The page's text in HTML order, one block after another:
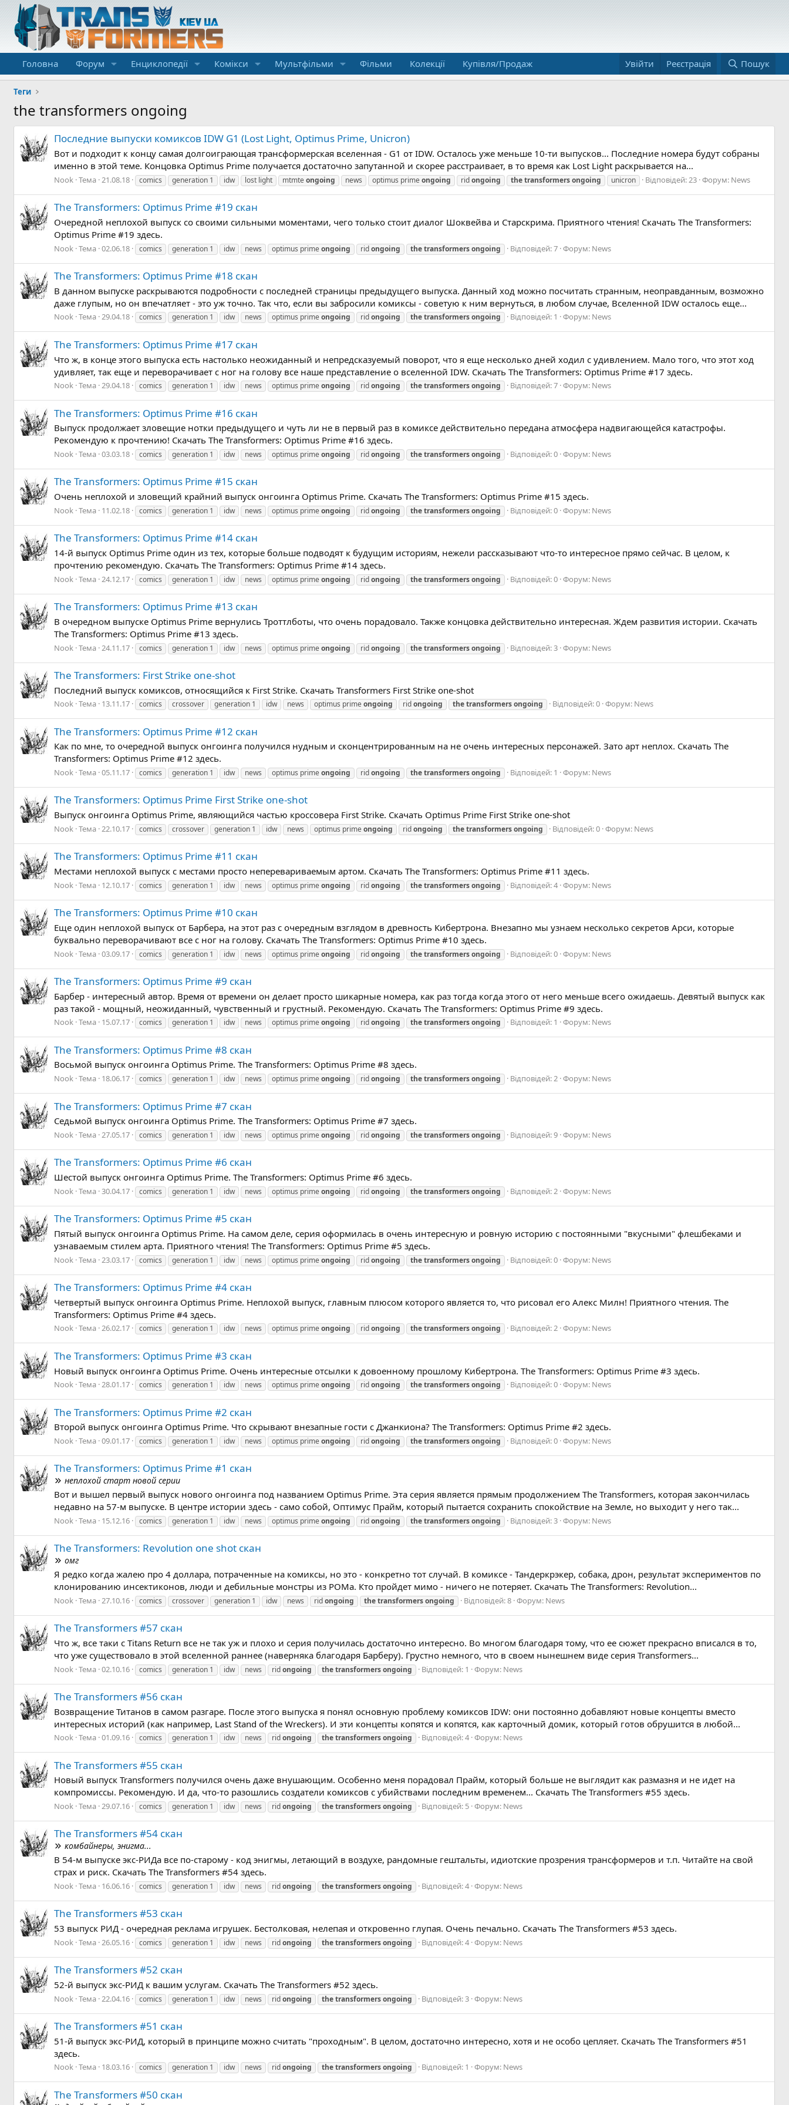
Головна Форум Енциклопедії Комікси Мультфільми Фільми Колекції Купівля/Продаж Увійти Реєстрація Пошук
Теги
the transformers ongoing
Последние выпуски комиксов IDW G1 (Lost Light, Optimus Prime, Unicron)
Вот и подходит к концу самая долгоиграющая трансформерская вселенная - G1 от IDW. Осталось уже меньше 10-ти выпусков... Последние номера будут собраны
именно в этой теме. Концовка Optimus Prime получается достаточно запутанной и скорее расстраивает, в то время как Lost Light раскрывается на...
Nook Тема 21.08.18 comics generation 1 idw lost light mtmteongoing news optimus primeongoing ridongoing the transformers ongoing unicron Відповідей: 23 Форум: News
The Transformers: Optimus Prime #19 скан
Очередной неплохой выпуск со своими сильными моментами, чего только стоит диалог Шоквейва и Старскрима. Приятного чтения! Скачать The Transformers:
Optimus Prime #19 здесь.
Nook Тема 02.06.18 comics generation 1 idw news optimus primeongoing ridongoing the transformers ongoing Відповідей: 7 Форум: News
The Transformers: Optimus Prime #18 скан
В данном выпуске раскрываются подробности с последней страницы предыдущего выпуска. Данный ход можно посчитать странным, неоправданным, возможно
даже глупым, но он впечатляет - это уж точно. Так что, если вы забросили комиксы - советую к ним вернуться, в любом случае, Вселенной IDW осталось еще...
Nook Тема 29.04.18 comics generation 1 idw news optimus primeongoing ridongoing the transformers ongoing Відповідей: 1 Форум: News
The Transformers: Optimus Prime #17 скан
Что ж, в конце этого выпуска есть настолько неожиданный и непредсказуемый поворот, что я еще несколько дней ходил с удивлением. Мало того, что этот ход
удивляет, так еще и переворачивает с ног на голову все наше представление о вселенной IDW. Скачать The Transformers: Optimus Prime #17 здесь.
Nook Тема 29.04.18 comics generation 1 idw news optimus primeongoing ridongoing the transformers ongoing Відповідей: 7 Форум: News
The Transformers: Optimus Prime #16 скан
Выпуск продолжает зловещие нотки предыдущего и чуть ли не в первый раз в комиксе действительно передана атмосфера надвигающейся катастрофы.
Рекомендую к прочтению! Скачать The Transformers: Optimus Prime #16 здесь.
Nook Тема 03.03.18 comics generation 1 idw news optimus primeongoing ridongoing the transformers ongoing Відповідей: 0 Форум: News
The Transformers: Optimus Prime #15 скан
Очень неплохой и зловещий крайний выпуск онгоинга Optimus Prime. Скачать The Transformers: Optimus Prime #15 здесь.
Nook Тема 11.02.18 comics generation 1 idw news optimus primeongoing ridongoing the transformers ongoing Відповідей: 0 Форум: News
The Transformers: Optimus Prime #14 скан
14-й выпуск Optimus Prime один из тех, которые больше подводят к будущим историям, нежели рассказывают что-то интересное прямо сейчас. В целом, к
прочтению рекомендую. Скачать The Transformers: Optimus Prime #14 здесь.
Nook Тема 24.12.17 comics generation 1 idw news optimus primeongoing ridongoing the transformers ongoing Відповідей: 0 Форум: News
The Transformers: Optimus Prime #13 скан
В очередном выпуске Optimus Prime вернулись Троттлботы, что очень порадовало. Также концовка действительно интересная. Ждем развития истории. Скачать
The Transformers: Optimus Prime #13 здесь.
Nook Тема 24.11.17 comics generation 1 idw news optimus primeongoing ridongoing the transformers ongoing Відповідей: 3 Форум: News
The Transformers: First Strike one-shot
Последний выпуск комиксов, относящийся к First Strike. Скачать Transformers First Strike one-shot
Nook Тема 13.11.17 comics crossover generation 1 idw news optimus primeongoing ridongoing the transformers ongoing Відповідей: 0 Форум: News
The Transformers: Optimus Prime #12 скан
Как по мне, то очередной выпуск онгоинга получился нудным и сконцентрированным на не очень интересных персонажей. Зато арт неплох. Скачать The
Transformers: Optimus Prime #12 здесь.
Nook Тема 05.11.17 comics generation 1 idw news optimus primeongoing ridongoing the transformers ongoing Відповідей: 1 Форум: News
The Transformers: Optimus Prime First Strike one-shot
Выпуск онгоинга Optimus Prime, являющийся частью кроссовера First Strike. Скачать Optimus Prime First Strike one-shot
Nook Тема 22.10.17 comics crossover generation 1 idw news optimus primeongoing ridongoing the transformers ongoing Відповідей: 0 Форум: News
The Transformers: Optimus Prime #11 скан
Местами неплохой выпуск с местами просто неперевариваемым артом. Скачать The Transformers: Optimus Prime #11 здесь.
Nook Тема 12.10.17 comics generation 1 idw news optimus primeongoing ridongoing the transformers ongoing Відповідей: 4 Форум: News
The Transformers: Optimus Prime #10 скан
Еще один неплохой выпуск от Барбера, на этот раз с очередным взглядом в древность Кибертрона. Внезапно мы узнаем несколько секретов Арси, которые
буквально переворачивают все с ног на голову. Скачать The Transformers: Optimus Prime #10 здесь.
Nook Тема 03.09.17 comics generation 1 idw news optimus primeongoing ridongoing the transformers ongoing Відповідей: 0 Форум: News
The Transformers: Optimus Prime #9 скан
Барбер - интересный автор. Время от времени он делает просто шикарные номера, как раз тогда когда этого от него меньше всего ожидаешь. Девятый выпуск как
раз такой - мощный, неожиданный, чувственный и грустный. Рекомендую. Скачать The Transformers: Optimus Prime #9 здесь.
Nook Тема 15.07.17 comics generation 1 idw news optimus primeongoing ridongoing the transformers ongoing Відповідей: 1 Форум: News
The Transformers: Optimus Prime #8 скан
Восьмой выпуск онгоинга Optimus Prime. The Transformers: Optimus Prime #8 здесь.
Nook Тема 18.06.17 comics generation 1 idw news optimus primeongoing ridongoing the transformers ongoing Відповідей: 2 Форум: News
The Transformers: Optimus Prime #7 скан
Седьмой выпуск онгоинга Optimus Prime. The Transformers: Optimus Prime #7 здесь.
Nook Тема 27.05.17 comics generation 1 idw news optimus primeongoing ridongoing the transformers ongoing Відповідей: 9 Форум: News
The Transformers: Optimus Prime #6 скан
Шестой выпуск онгоинга Optimus Prime. The Transformers: Optimus Prime #6 здесь.
Nook Тема 30.04.17 comics generation 1 idw news optimus primeongoing ridongoing the transformers ongoing Відповідей: 2 Форум: News
The Transformers: Optimus Prime #5 скан
Пятый выпуск онгоинга Optimus Prime. На самом деле, серия оформилась в очень интересную и ровную историю с постоянными "вкусными" флешбеками и
узнаваемым стилем арта. Приятного чтения! The Transformers: Optimus Prime #5 здесь.
Nook Тема 23.03.17 comics generation 1 idw news optimus primeongoing ridongoing the transformers ongoing Відповідей: 0 Форум: News
The Transformers: Optimus Prime #4 скан
Четвертый выпуск онгоинга Optimus Prime. Неплохой выпуск, главным плюсом которого является то, что рисовал его Алекс Милн! Приятного чтения. The
Transformers: Optimus Prime #4 здесь.
Nook Тема 26.02.17 comics generation 1 idw news optimus primeongoing ridongoing the transformers ongoing Відповідей: 2 Форум: News
The Transformers: Optimus Prime #3 скан
Новый выпуск онгоинга Optimus Prime. Очень интересные отсылки к довоенному прошлому Кибертрона. The Transformers: Optimus Prime #3 здесь.
Nook Тема 28.01.17 comics generation 1 idw news optimus primeongoing ridongoing the transformers ongoing Відповідей: 0 Форум: News
The Transformers: Optimus Prime #2 скан
Второй выпуск онгоинга Optimus Prime. Что скрывают внезапные гости с Джанкиона? The Transformers: Optimus Prime #2 здесь.
Nook Тема 09.01.17 comics generation 1 idw news optimus primeongoing ridongoing the transformers ongoing Відповідей: 0 Форум: News
The Transformers: Optimus Prime #1 скан
неплохой старт новой серии
Вот и вышел первый выпуск нового онгоинга под названием Optimus Prime. Эта серия является прямым продолжением The Transformers, которая закончилась
недавно на 57-м выпуске. В центре истории здесь - само собой, Оптимус Прайм, который пытается сохранить спокойствие на Земле, но выходит у него так...
Nook Тема 15.12.16 comics generation 1 idw news optimus primeongoing ridongoing the transformers ongoing Відповідей: 3 Форум: News
The Transformers: Revolution one shot скан
омг
Я редко когда жалею про 4 доллара, потраченные на комиксы, но это - конкретно тот случай. В комиксе - Тандеркрэкер, собака, дрон, результат экспериментов по
клонированию инсектиконов, люди и дебильные монстры из РОМа. Кто пройдет мимо - ничего не потеряет. Скачать The Transformers: Revolution...
Nook Тема 27.10.16 comics crossover generation 1 idw news ridongoing the transformers ongoing Відповідей: 8 Форум: News
The Transformers #57 скан
Что ж, все таки с Titans Return все не так уж и плохо и серия получилась достаточно интересно. Во многом благодаря тому, что ее сюжет прекрасно вписался в то,
что уже существовало в этой вселенной раннее (наверняка благодаря Барберу). Грустно немного, что в своем нынешнем виде серия Transformers...
Nook Тема 02.10.16 comics generation 1 idw news ridongoing the transformers ongoing Відповідей: 1 Форум: News
The Transformers #56 скан
Возвращение Титанов в самом разгаре. После этого выпуска я понял основную проблему комиксов IDW: они постоянно добавляют новые концепты вместо
интересных историй (как например, Last Stand of the Wreckers). И эти концепты копятся и копятся, как карточный домик, который готов обрушится в любой...
Nook Тема 01.09.16 comics generation 1 idw news ridongoing the transformers ongoing Відповідей: 4 Форум: News
The Transformers #55 скан
Новый выпуск Transformers получился очень даже внушающим. Особенно меня порадовал Прайм, который больше не выглядит как размазня и не идет на
компромиссы. Рекомендую. И да, что-то разошлись создатели комиксов с убийствами последним временем... Скачать The Transformers #55 здесь.
Nook Тема 29.07.16 comics generation 1 idw news ridongoing the transformers ongoing Відповідей: 5 Форум: News
The Transformers #54 скан
комбайнеры, энигма...
В 54-м выпуске экс-РИДа все по-старому - код энигмы, летающий в воздухе, рандомные гештальты, идиотские прозрения трансформеров и т.п. Читайте на свой
страх и риск. Скачать The Transformers #54 здесь.
Nook Тема 16.06.16 comics generation 1 idw news ridongoing the transformers ongoing Відповідей: 4 Форум: News
The Transformers #53 скан
53 выпуск РИД - очередная реклама игрушек. Бестолковая, нелепая и откровенно глупая. Очень печально. Скачать The Transformers #53 здесь.
Nook Тема 26.05.16 comics generation 1 idw news ridongoing the transformers ongoing Відповідей: 4 Форум: News
The Transformers #52 скан
52-й выпуск экс-РИД к вашим услугам. Скачать The Transformers #52 здесь.
Nook Тема 22.04.16 comics generation 1 idw news ridongoing the transformers ongoing Відповідей: 3 Форум: News
The Transformers #51 скан
51-й выпуск экс-РИД, который в принципе можно считать "проходным". В целом, достаточно интересно, хотя и не особо цепляет. Скачать The Transformers #51
здесь.
Nook Тема 18.03.16 comics generation 1 idw news ridongoing the transformers ongoing Відповідей: 1 Форум: News
The Transformers #50 скан